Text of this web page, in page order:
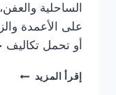
الساحلية
على الأعمدة
أو تحمل
إقرأ المزيد تركيب